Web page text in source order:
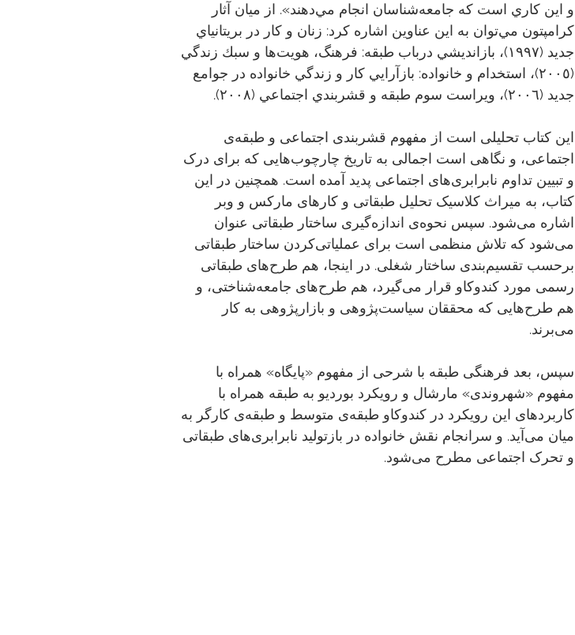
و اين كاري است كه جامعه‌شناسان انجام مي‌دهند». از ميان آثار
كرامپتون مي‌توان به اين عناوين اشاره كرد: زنان و كار در بريتانياي
جديد (١٩٩٧)، بازانديشي درباب طبقه: فرهنگ، هويت‌ها و سبك زندگي
(٢٠٠٥)، استخدام و خانواده: بازآرايي كار و زندگي خانواده در جوامع
جديد (٢٠٠٦)، ويراست سوم طبقه و قشربندي اجتماعي (٢٠٠٨).
این کتاب تحلیلی است از مفهوم قشربندی اجتماعی و طبقه‌ی
اجتماعی، و نگاهی است اجمالی به تاریخ چارچوب‌هایی که برای درک
و تبیین تداوم نابرابری‌های اجتماعی پدید آمده است. همچنین در این
کتاب، به میراث کلاسیک تحلیل طبقاتی و کارهای مارکس و وبر
اشاره می‌شود. سپس نحوه‌ی اندازه‌گیری ساختار طبقاتی عنوان
می‌شود که تلاش منظمی است برای عملیاتی‌کردن ساختار طبقاتی
برحسب تقسیم‌بندی ساختار شغلی. در اینجا، هم طرح‌های طبقاتی
رسمی مورد کندوکاو قرار می‌گیرد، هم طرح‌های جامعه‌شناختی، و
هم طرح‌هایی که محققان سیاست‌پژوهی و بازارپژوهی به کار
می‌برند.
سپس، بعد فرهنگی طبقه با شرحی از مفهوم «پایگاه» همراه با
مفهوم «شهروندی» مارشال و رویکرد بوردیو به طبقه همراه با
کاربردهای این رویکرد در کندوکاو طبقه‌ی متوسط و طبقه‌ی کارگر به
میان می‌آید. و سرانجام نقش خانواده در بازتولید نابرابری‌های طبقاتی
و تحرک اجتماعی مطرح می‌شود.